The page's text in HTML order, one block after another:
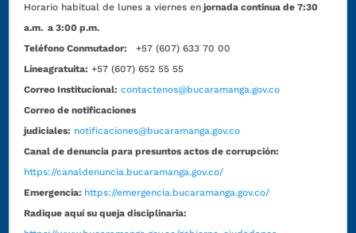
Horario habitual de lunes a viernes en jornada continua de 7:30
a.m. a 3:00 p.m.
Teléfono Conmutador:
+57 (607) 633 70 00
Líneagratuita: +57 (607) 652 55 55
Correo Institucional: contactenos@bucaramanga.gov.co
Correo de notificaciones
judiciales: notificaciones@bucaramanga.gov.co
Canal de denuncia para presuntos actos de corrupción:
https://canaldenuncia.bucaramanga.gov.co/
Emergencia: https://emergencia.bucaramanga.gov.co/
Radique aquí su queja disciplinaria: